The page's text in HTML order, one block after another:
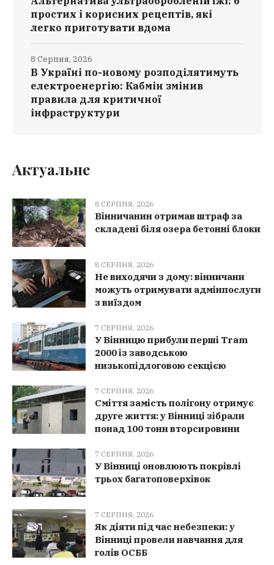
простих і корисних рецептів, які
легко приготувати вдома
В Україні по-новому розподілятимуть
електроенергію: Кабмін змінив
правила для критичної
інфраструктури
8 Серпня, 2026
Актуальне
8 СЕРПНЯ, 2026
Вінничанин отримав штраф за
складені біля озера бетонні блоки
8 СЕРПНЯ, 2026
Не виходячи з дому: вінничани
можуть отримувати адмінпослуги
з виїздом
7 СЕРПНЯ, 2026
У Вінницю прибули перші Tram
2000 із заводською
низькопідлоговою секцією
7 СЕРПНЯ, 2026
Сміття замість полігону отримує
друге життя: у Вінниці зібрали
понад 100 тонн вторсировини
7 СЕРПНЯ, 2026
У Вінниці оновлюють покрівлі
трьох багатоповерхівок
7 СЕРПНЯ, 2026
Як діяти під час небезпеки: у
Вінниці провели навчання для
голів ОСББ